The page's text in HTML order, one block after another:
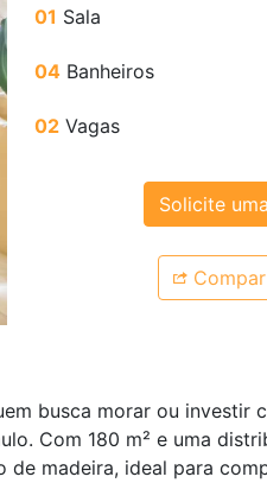
01 Sala
04 Banheiros
02 Vagas
Solicite
busca morar ou investir
Com 180 m² e uma
madeira, ideal para